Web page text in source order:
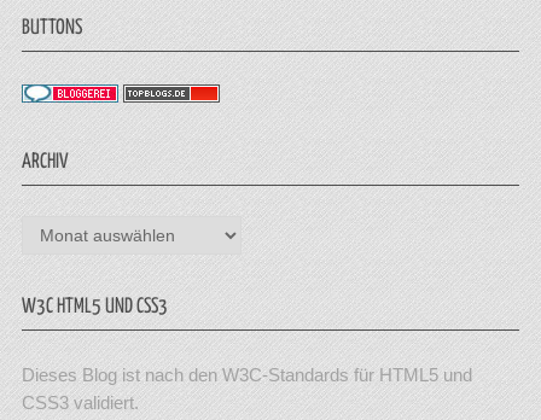
BUTTONS
ARCHIV
Archiv
W3C HTML5 UND CSS3
Dieses Blog ist nach den W3C-Standards für HTML5 und
CSS3 validiert.